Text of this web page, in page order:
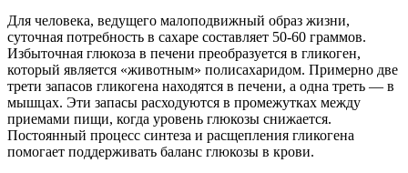
Для человека, ведущего малоподвижный образ жизни,
суточная потребность в сахаре составляет 50-60 граммов.
Избыточная глюкоза в печени преобразуется в гликоген,
который является «животным» полисахаридом. Примерно две
трети запасов гликогена находятся в печени, а одна треть — в
мышцах. Эти запасы расходуются в промежутках между
приемами пищи, когда уровень глюкозы снижается.
Постоянный процесс синтеза и расщепления гликогена
помогает поддерживать баланс глюкозы в крови.